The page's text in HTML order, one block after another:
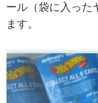
ール（袋に入った
ます。